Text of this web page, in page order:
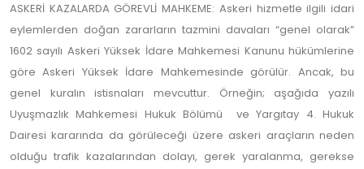
ASKERİ KAZALARDA GÖREVLİ MAHKEME: Askeri hizmetle ilgili idari
eylemlerden doğan zararların tazmini davaları “genel olarak”
1602 sayılı Askeri Yüksek İdare Mahkemesi Kanunu hükümlerine
göre Askeri Yüksek İdare Mahkemesinde görülür. Ancak, bu
genel kuralın istisnaları mevcuttur. Örneğin; aşağıda yazılı
Uyuşmazlık Mahkemesi Hukuk Bölümü ve Yargıtay 4. Hukuk
Dairesi kararında da görüleceği üzere askeri araçların neden
olduğu trafik kazalarından dolayı, gerek yaralanma, gerekse